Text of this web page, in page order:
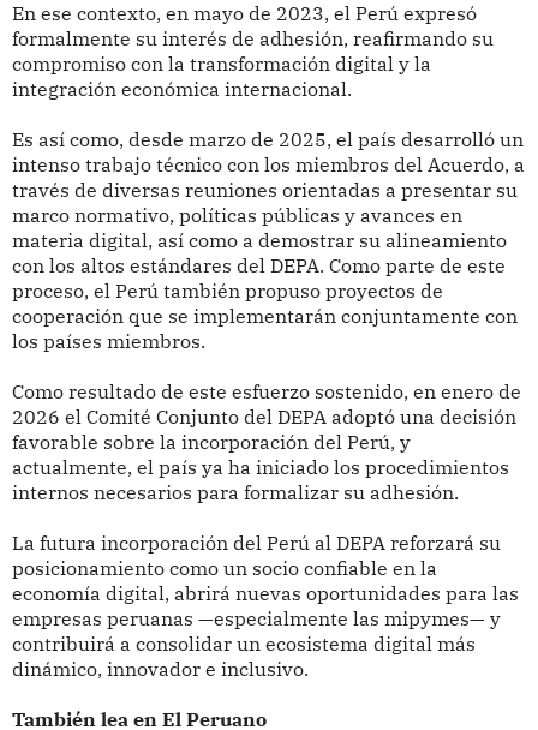
En ese contexto, en mayo de 2023, el Perú expresó
formalmente su interés de adhesión, reafirmando su
compromiso con la transformación digital y la
integración económica internacional.
Es así como, desde marzo de 2025, el país desarrolló un
intenso trabajo técnico con los miembros del Acuerdo, a
través de diversas reuniones orientadas a presentar su
marco normativo, políticas públicas y avances en
materia digital, así como a demostrar su alineamiento
con los altos estándares del DEPA. Como parte de este
proceso, el Perú también propuso proyectos de
cooperación que se implementarán conjuntamente con
los países miembros.
Como resultado de este esfuerzo sostenido, en enero de
2026 el Comité Conjunto del DEPA adoptó una decisión
favorable sobre la incorporación del Perú, y
actualmente, el país ya ha iniciado los procedimientos
internos necesarios para formalizar su adhesión.
La futura incorporación del Perú al DEPA reforzará su
posicionamiento como un socio confiable en la
economía digital, abrirá nuevas oportunidades para las
empresas peruanas —especialmente las mipymes— y
contribuirá a consolidar un ecosistema digital más
dinámico, innovador e inclusivo.
También lea en El Peruano